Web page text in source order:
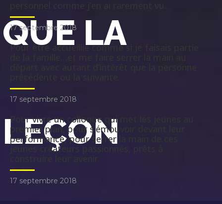
QUE LA
LEÇON
17 septembre 2018
Pour être accueillie comme si je faisais partie
17 septembre 2018
Pour vivre un colloque qui met les jeunes au
premier plan, pour s’émouvoir devant leur
performance, pour serrer la main de ces
jeunes créateurs passionnés, prêts à
17 septembre 2018